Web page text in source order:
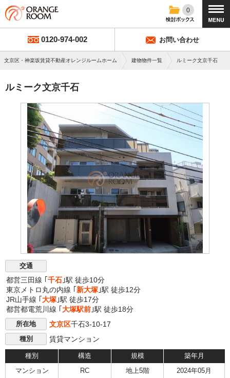
0
0120-974-002 お問い合わせ
文京区・神楽坂賃貸不動産オレンジルームホーム 建物物件一覧 ルミーク文京千石
ルミーク文京千石
交通
都営三田線 ｢ 千石 ｣駅 徒歩10分
東京メトロ丸の内線 ｢ 新大塚 ｣駅 徒歩12分
JR山手線 ｢ 大塚 ｣駅 徒歩17分
都営都電荒川線 ｢ 大塚駅前 ｣駅 徒歩18分
所在地 文京区千石3-10-17
種別 賃貸マンション
種別 構造 規模 築年月
マンション RC 地上5階 2024年05月